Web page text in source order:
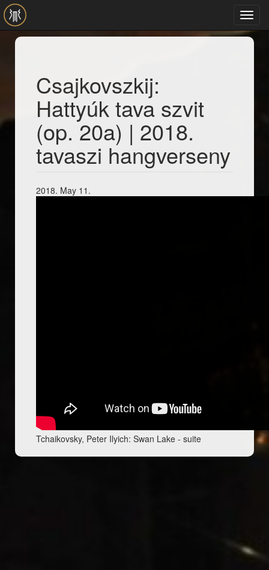
Skip to main content
Csajkovszkij:
Hattyúk tava szvit
(op. 20a) | 2018.
tavaszi hangverseny
2018. May 11.
Tchaikovsky, Peter Ilyich: Swan Lake - suite